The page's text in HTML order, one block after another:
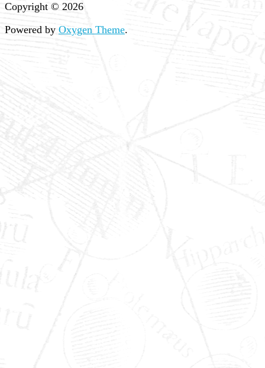
Copyright © 2026
Powered by Oxygen Theme.